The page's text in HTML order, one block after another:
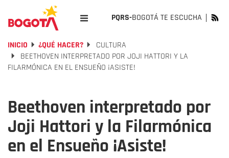
PQRS-BOGOTÁ TE ESCUCHA
INICIO ¿QUÉ HACER?
CULTURA
BEETHOVEN INTERPRETADO POR JOJI HATTORI Y LA
FILARMÓNICA EN EL ENSUEÑO ¡ASISTE!
Beethoven interpretado por
Joji Hattori y la Filarmónica
en el Ensueño ¡Asiste!